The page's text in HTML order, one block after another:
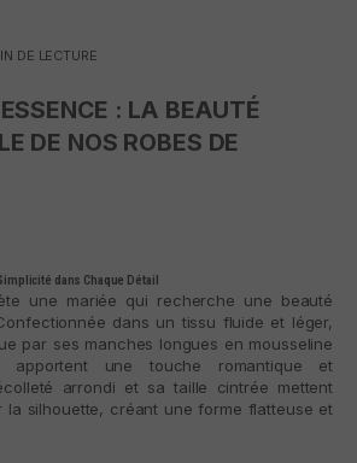
DE LECTURE
: LA BEAUTÉ
DE NOS ROBES DE
dans Chaque Détail
une mariée qui recherche une beauté
dans un tissu fluide et léger,
par ses manches longues en mousseline
apportent une touche romantique et
arrondi et sa taille cintrée mettent
la silhouette, créant une forme flatteuse et